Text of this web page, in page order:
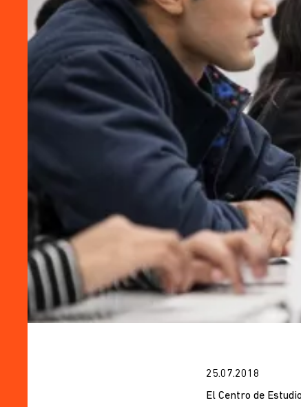
25.07.2018
El Centro de